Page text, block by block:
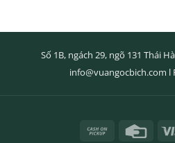
Số 1B, ngách 29, ngõ 131 Thái
info@vuangocbich.com l
Cash